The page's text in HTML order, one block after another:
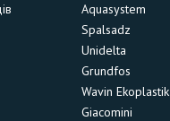
Aquasystem
Spalsadz
Unidelta
Grundfos
Wavin Ekoplastik
Giacomini